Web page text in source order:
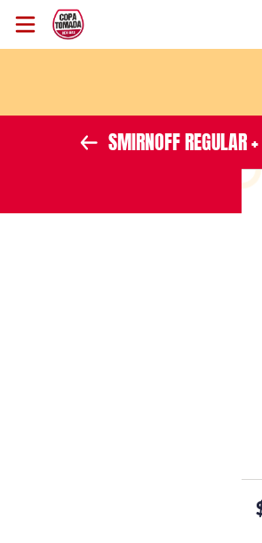
Instagram
SMIRNOFF REGULAR